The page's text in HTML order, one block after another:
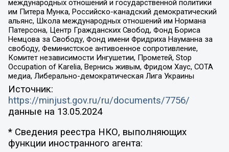
международных отношений и государственной политики
им Питера Мунка, Российско-канадский демократический
альянс, Школа международных отношений им Нормана
Патерсона, Центр Гражданских Свобод, Фонд Бориса
Немцова за Свободу, Фонд имени Фридриха Науманна за
свободу, Феминистское антивоенное сопротивление,
Комитет независимости Ингушетии, Прометей, Stop
Occupation of Karelia, Вернись живым, Фридом Хаус, СОТА
медиа, Либерально-демократическая Лига Украины
Источник:
https://minjust.gov.ru/ru/documents/7756/
данные на 13.05.2024
* Сведения реестра НКО, выполняющих
функции иностранного агента: